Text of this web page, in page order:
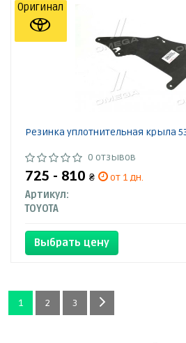
Резинка уплотнительная крыла
0 отзывов
725 - 810 ₴
от 1 дн.
Артикул:
TOYOTA
Выбрать цену
Оригинал
1 2 3